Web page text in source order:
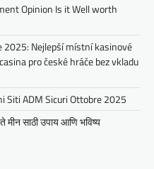
Opinion Is it Well worth
2025: Nejlepší místní kasinové
pro české hráče bez vkladu
Siti ADM Sicuri Ottobre 2025
साठी उपाय आणि भविष्य